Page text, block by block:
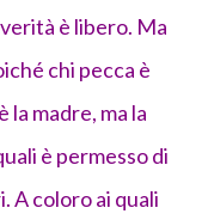
è libero. Ma
chi pecca è
la madre, ma la
è permesso di
A coloro ai quali